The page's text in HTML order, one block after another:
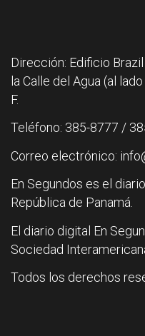
Dirección: Edificio
la Calle del Agua (al
F.
Teléfono: 385-8777 /
Correo electrónico:
En Segundos es el
República de Panamá.
El diario digital En
Sociedad
Todos los derechos